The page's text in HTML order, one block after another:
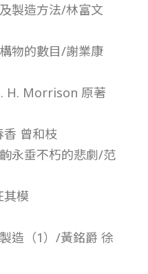
製造方法/林富文
物的數目/謝業康
H. Morrison 原著
曾和枝
永垂不朽的悲劇/范
其模
造（1）/黃銘爵 徐